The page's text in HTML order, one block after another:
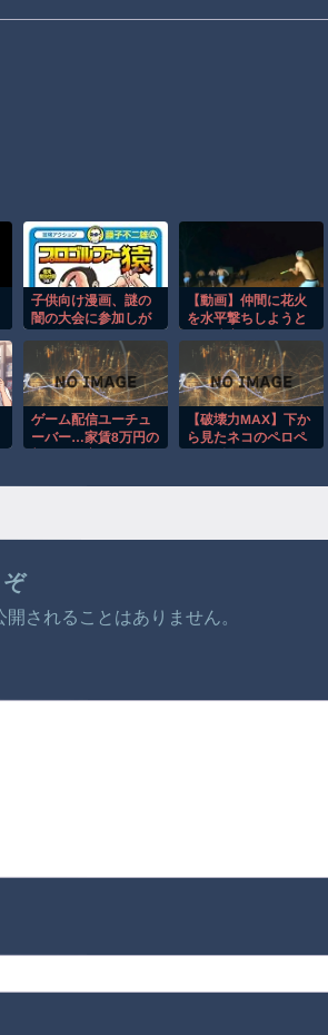
子供向け漫画、謎の
闇の大会に参加しが
【動画】仲間に花火
を水平撃ちしようと
もしれない事故。
ゲーム配信ユーチュ
ーバー…家賃8万円の
されてお気持ち表明
【破壊力MAX】下か
ら見たネコのペロペ
されることはありません。